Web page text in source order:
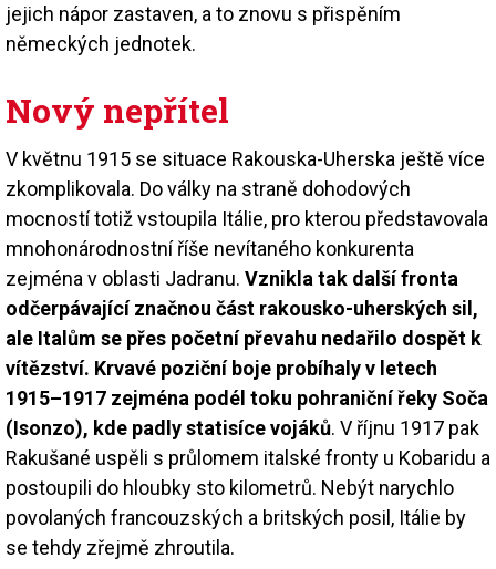
jejich nápor zastaven, a to znovu s přispěním
německých jednotek.
Nový nepřítel
V květnu 1915 se situace Rakouska-Uherska ještě více
zkomplikovala. Do války na straně dohodových
mocností totiž vstoupila Itálie, pro kterou představovala
mnohonárodnostní říše nevítaného konkurenta
zejména v oblasti Jadranu. Vznikla tak další fronta
odčerpávající značnou část rakousko-uherských sil,
ale Italům se přes početní převahu nedařilo dospět k
vítězství. Krvavé poziční boje probíhaly v letech
1915–1917 zejména podél toku pohraniční řeky Soča
(Isonzo), kde padly statisíce vojáků. V říjnu 1917 pak
Rakušané uspěli s průlomem italské fronty u Kobaridu a
postoupili do hloubky sto kilometrů. Nebýt narychlo
povolaných francouzských a britských posil, Itálie by
se tehdy zřejmě zhroutila.